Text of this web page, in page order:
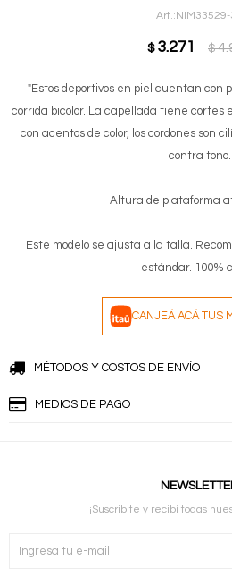
NIM33529-
$ 3.271 $
"Estos deportivos en piel cuentan con
corrida bicolor. La capellada tiene cortes
con acentos de color, los cordones son
contra tono.
Altura de plataforma
Este modelo se ajusta a la talla.
estándar. 100%
CANJEÁ ACÁ TUS
MÉTODOS Y COSTOS DE ENVÍO
MEDIOS DE PAGO
¡Suscribite y recibí todas